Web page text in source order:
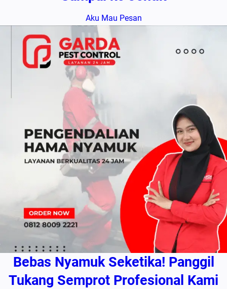
Aku Mau Pesan
Bebas Nyamuk Seketika! Panggil
Tukang Semprot Profesional Kami